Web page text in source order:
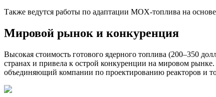
Также ведутся работы по адаптации MOX-топлива на
Мировой рынок и конкуренция
Высокая стоимость готового ядерного топлива (200–350
странах и привела к острой конкуренции на мировом
объединяющий компании по проектированию реакторов и